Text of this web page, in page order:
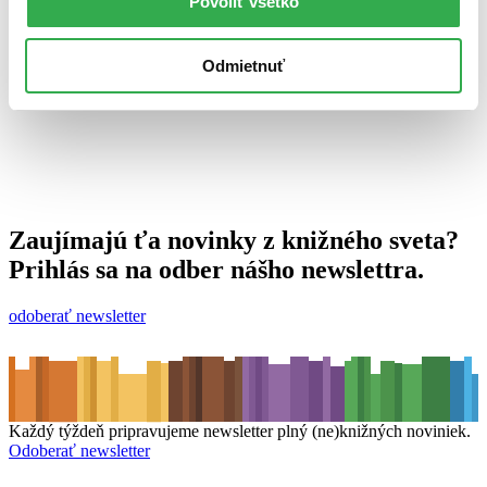
Odmietnuť
Zaujímajú ťa novinky z knižného sveta?
Prihlás sa na odber nášho newslettra.
odoberať newsletter
Každý týždeň pripravujeme newsletter plný (ne)knižných noviniek.
Odoberať newsletter